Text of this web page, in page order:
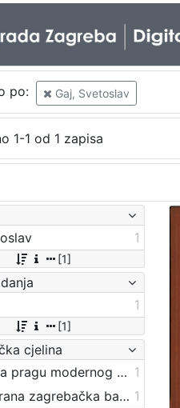
po: Gaj, Svetoslav
1-1 od 1 zapisa
1
[1]
1
[1]
cjelina
Zagreb na pragu modernog doba 1
Digitalizirana zagrebačka baština 1